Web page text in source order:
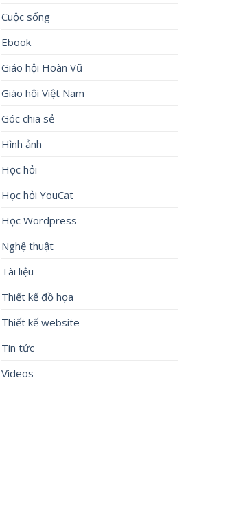
Cuộc sống
Ebook
Giáo hội Hoàn Vũ
Giáo hội Việt Nam
Góc chia sẻ
Hình ảnh
Học hỏi
Học hỏi YouCat
Học Wordpress
Nghệ thuật
Tài liệu
Thiết kế đồ họa
Thiết kế website
Tin tức
Videos